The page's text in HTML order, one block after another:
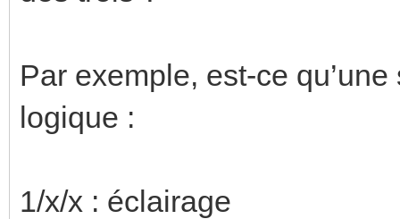
Par exemple, est-ce
logique :
1/x/x : éclairage